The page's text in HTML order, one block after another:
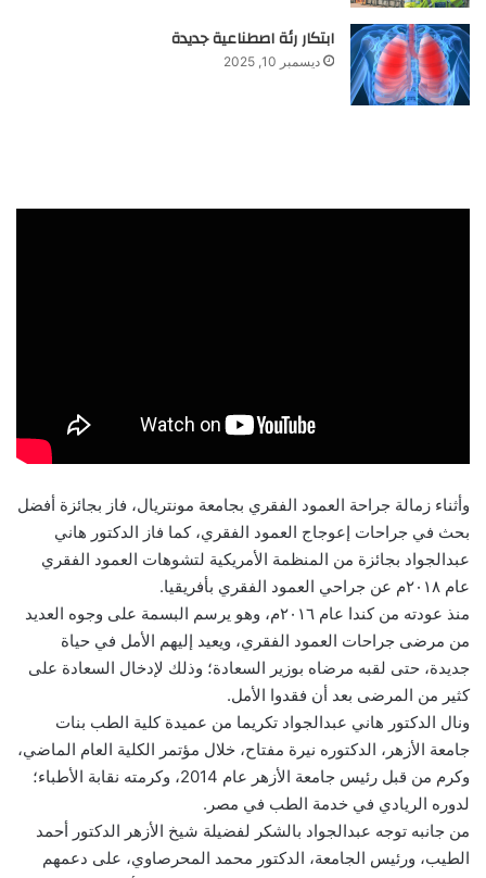
ابتكار رئة اصطناعية جديدة
ديسمبر 10, 2025
وأثناء زمالة جراحة العمود الفقري بجامعة مونتريال، فاز بجائزة أفضل
بحث في جراحات إعوجاج العمود الفقري، كما فاز الدكتور هاني
عبدالجواد بجائزة من المنظمة الأمريكية لتشوهات العمود الفقري
عام ٢٠١٨م عن جراحي العمود الفقري بأفريقيا.
منذ عودته من كندا عام ٢٠١٦م، وهو يرسم البسمة على وجوه العديد
من مرضى جراحات العمود الفقري، ويعيد إليهم الأمل في حياة
جديدة، حتى لقبه مرضاه بوزير السعادة؛ وذلك لإدخال السعادة على
كثير من المرضى بعد أن فقدوا الأمل.
ونال الدكتور هاني عبدالجواد تكريما من عميدة كلية الطب بنات
جامعة الأزهر، الدكتوره نيرة مفتاح، خلال مؤتمر الكلية العام الماضي،
وكرم من قبل رئيس جامعة الأزهر عام 2014، وكرمته نقابة الأطباء؛
لدوره الريادي في خدمة الطب في مصر.
من جانبه توجه عبدالجواد بالشكر لفضيلة شيخ الأزهر الدكتور أحمد
الطيب، ورئيس الجامعة، الدكتور محمد المحرصاوي، على دعمهم